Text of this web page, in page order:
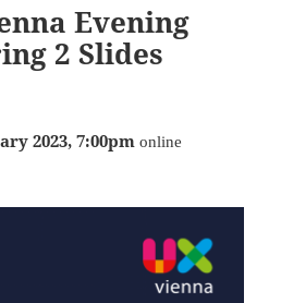
Evening
2 Slides
2023, 7:00pm online